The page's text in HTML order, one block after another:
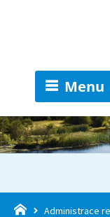
Menu
Administrace